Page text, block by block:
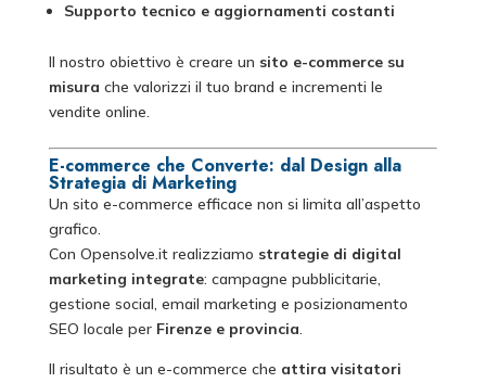
Supporto tecnico e aggiornamenti costanti
Il nostro obiettivo è creare un sito e-commerce su
misura che valorizzi il tuo brand e incrementi le
vendite online.
E-commerce che Converte: dal Design alla
Strategia di Marketing
Un sito e-commerce efficace non si limita all’aspetto
grafico.
Con Opensolve.it realizziamo strategie di digital
marketing integrate: campagne pubblicitarie,
gestione social, email marketing e posizionamento
SEO locale per Firenze e provincia.
Il risultato è un e-commerce che attira visitatori